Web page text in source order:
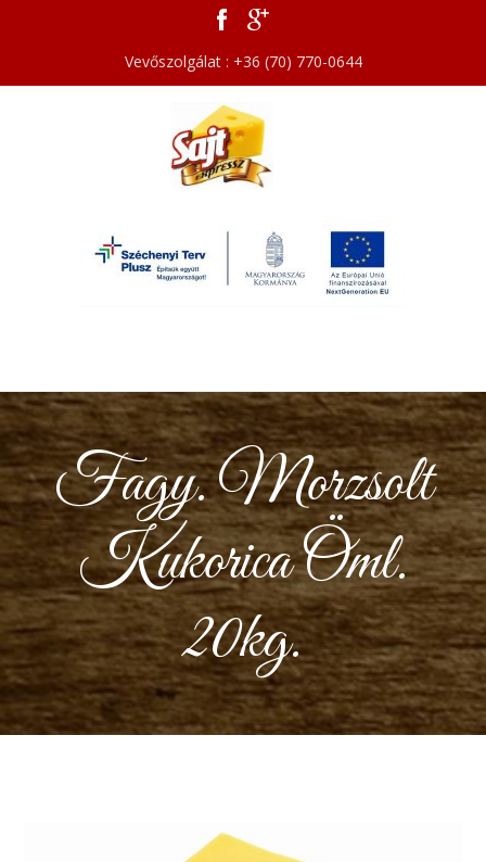
Vevőszolgálat : +36 (70) 770-0644
Fagy. Morzsolt
Kukorica Öml.
20kg.